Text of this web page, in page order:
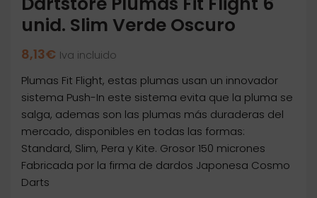
unid. Slim Verde Oscuro
8,13€ Iva incluido
Plumas Fit Flight, estas plumas usan un innovador
sistema Push-In este sistema evita que la pluma se
salga, ademas son las plumas más duraderas del
mercado, disponibles en todas las formas:
Standard, Slim, Pera y Kite. Grosor 150 micrones
Fabricada por la firma de dardos Japonesa Cosmo
Darts